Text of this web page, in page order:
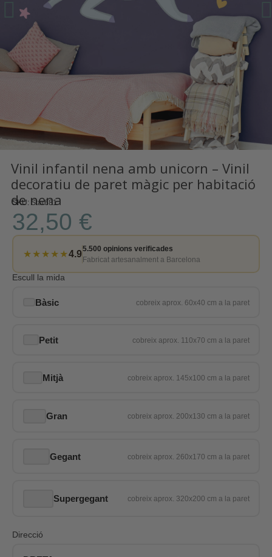
Vinil infantil nena amb unicorn – Vinil
decoratiu de paret màgic per habitació
de nena
SKU Star681
32,50 €
★★★★★4.9
5.500 opinions verificades
Fabricat artesanalment a Barcelona
Escull la mida
Bàsic
Petit
Mitjà
Gran
Gegant
Supergegant
Direcció